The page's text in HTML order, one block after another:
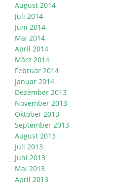
August 2014
Juli 2014
Juni 2014
Mai 2014
April 2014
März 2014
Februar 2014
Januar 2014
Dezember 2013
November 2013
Oktober 2013
September 2013
August 2013
Juli 2013
Juni 2013
Mai 2013
April 2013